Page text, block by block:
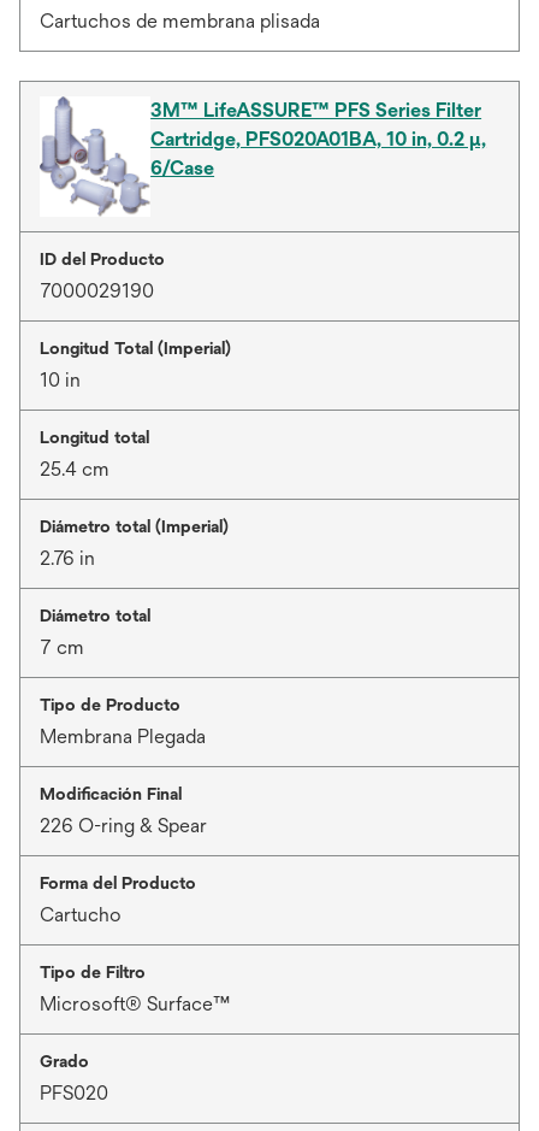
Cartuchos de membrana plisada
3M™ LifeASSURE™ PFS Series Filter
Cartridge, PFS020A01BA, 10 in, 0.2 µ,
6/Case
ID del Producto
7000029190
Longitud Total (Imperial)
10 in
Longitud total
25.4 cm
Diámetro total (Imperial)
2.76 in
Diámetro total
7 cm
Tipo de Producto
Membrana Plegada
Modificación Final
226 O-ring & Spear
Forma del Producto
Cartucho
Tipo de Filtro
Microsoft® Surface™
Grado
PFS020